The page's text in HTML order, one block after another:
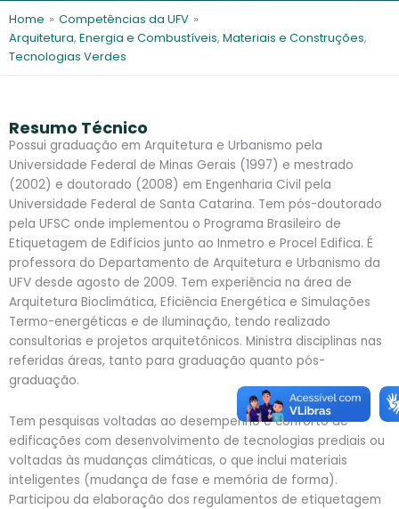
l e
s
Home » Competências da UFV »
Arquitetura, Energia e Combustíveis, Materiais e Construções,
Tecnologias Verdes
Resumo Técnico
Possui graduação em Arquitetura e Urbanismo pela
Universidade Federal de Minas Gerais (1997) e mestrado
(2002) e doutorado (2008) em Engenharia Civil pela
Universidade Federal de Santa Catarina. Tem pós-doutorado
pela UFSC onde implementou o Programa Brasileiro de
Etiquetagem de Edifícios junto ao Inmetro e Procel Edifica. É
professora do Departamento de Arquitetura e Urbanismo da
UFV desde agosto de 2009. Tem experiência na área de
Arquitetura Bioclimática, Eficiência Energética e Simulações
Termo-energéticas e de Iluminação, tendo realizado
consultorias e projetos arquitetônicos. Ministra disciplinas nas
referidas áreas, tanto para graduação quanto pós-
graduação.
Tem pesquisas voltadas ao desempenho e conforto de
edificações com desenvolvimento de tecnologias prediais ou
voltadas às mudanças climáticas, o que inclui materiais
inteligentes (mudança de fase e memória de forma).
Participou da elaboração dos regulamentos de etiquetagem